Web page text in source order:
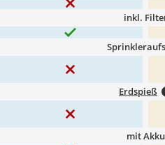
inkl.
Erdspieß
mit Akku